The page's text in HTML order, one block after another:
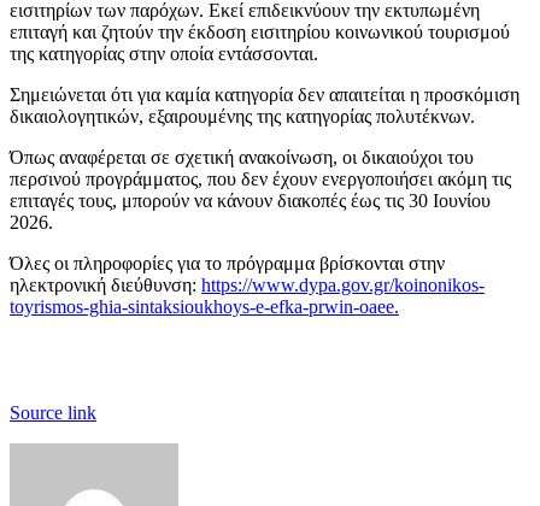
εισιτηρίων των παρόχων. Εκεί επιδεικνύουν την εκτυπωμένη
επιταγή και ζητούν την έκδοση εισιτηρίου κοινωνικού τουρισμού
της κατηγορίας στην οποία εντάσσονται.
Σημειώνεται ότι για καμία κατηγορία δεν απαιτείται η προσκόμιση
δικαιολογητικών, εξαιρουμένης της κατηγορίας πολυτέκνων.
Όπως αναφέρεται σε σχετική ανακοίνωση, οι δικαιούχοι του
περσινού προγράμματος, που δεν έχουν ενεργοποιήσει ακόμη τις
επιταγές τους, μπορούν να κάνουν διακοπές έως τις 30 Ιουνίου
2026.
Όλες οι πληροφορίες για το πρόγραμμα βρίσκονται στην
ηλεκτρονική διεύθυνση: https://www.dypa.gov.gr/koinonikos-
toyrismos-ghia-sintaksioukhoys-e-efka-prwin-oaee.
Source link